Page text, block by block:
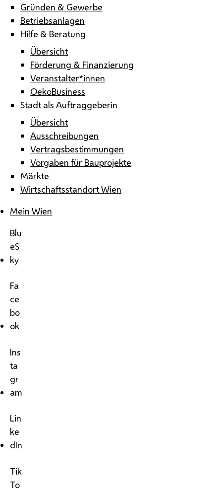
Gründen & Gewerbe
Betriebsanlagen
Hilfe & Beratung
Übersicht
Förderung & Finanzierung
Veranstalter*innen
OekoBusiness
Stadt als Auftraggeberin
Übersicht
Ausschreibungen
Vertragsbestimmungen
Vorgaben für Bauprojekte
Märkte
Wirtschaftsstandort Wien
Mein Wien
Blu
eS
ky
Fa
ce
bo
ok
Ins
ta
gr
am
Lin
ke
dIn
Tik
To